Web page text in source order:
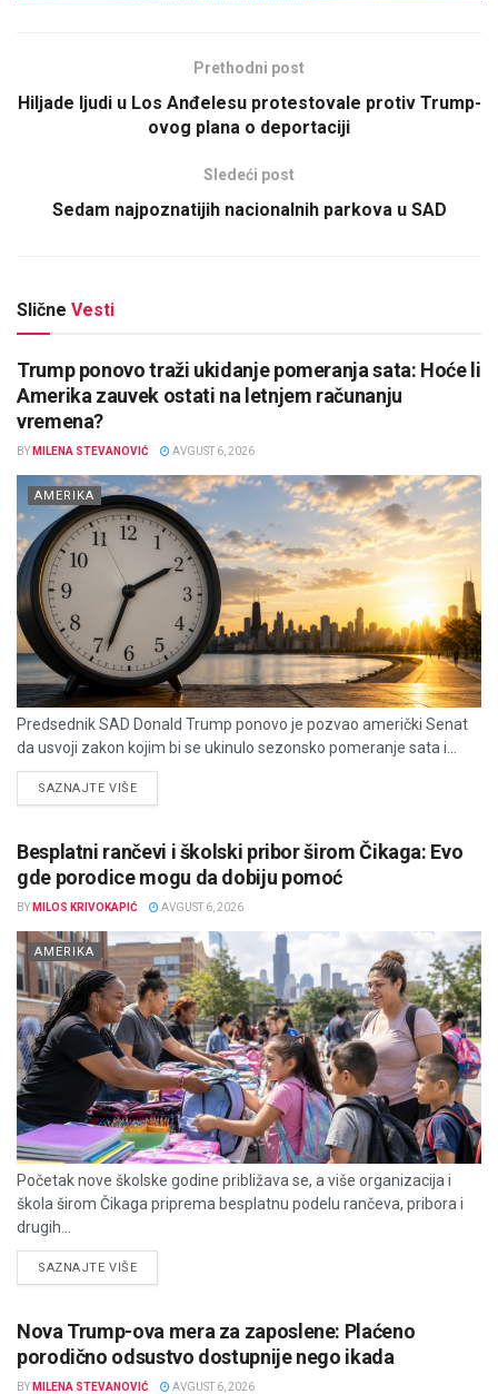
Prethodni post
Hiljade ljudi u Los Anđelesu protestovale protiv Trump-
ovog plana o deportaciji
Sledeći post
Sedam najpoznatijih nacionalnih parkova u SAD
Slične Vesti
Trump ponovo traži ukidanje pomeranja sata: Hoće li
Amerika zauvek ostati na letnjem računanju
vremena?
BY MILENA STEVANOVIĆ AVGUST 6, 2026
AMERIKA
Predsednik SAD Donald Trump ponovo je pozvao američki Senat
da usvoji zakon kojim bi se ukinulo sezonsko pomeranje sata i...
SAZNAJTE VIŠEDETAILS
Besplatni rančevi i školski pribor širom Čikaga: Evo
gde porodice mogu da dobiju pomoć
BY MILOS KRIVOKAPIĆ AVGUST 6, 2026
AMERIKA
Početak nove školske godine približava se, a više organizacija i
škola širom Čikaga priprema besplatnu podelu rančeva, pribora i
drugih...
SAZNAJTE VIŠEDETAILS
Nova Trump-ova mera za zaposlene: Plaćeno
porodično odsustvo dostupnije nego ikada
BY MILENA STEVANOVIĆ AVGUST 6, 2026